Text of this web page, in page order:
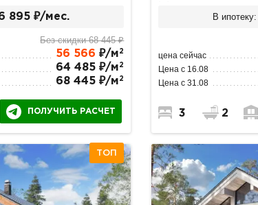
895 ₽/мес.
Без скидки 68 445 ₽
56 566 ₽/м 2
64 485 ₽/м 2
68 445 ₽/м 2
ПОЛУЧИТЬ РАСЧЕТ
В ипотеку:
цена сейчас
Цена с 16.08
Цена с 31.08
3 2
ТОП